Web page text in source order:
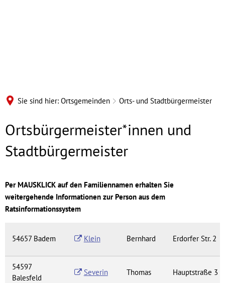
Sie sind hier: Ortsgemeinden Orts- und Stadtbürgermeister
Orts-
und
Ortsbürgermeister*innen und
Stadtbürgermeister
Per MAUSKLICK auf den Familiennamen erhalten Sie
weitergehende Informationen zur Person aus dem
Ratsinformationssystem
54657 Badem Klein Bernhard Erdorfer Str. 2
54597
Balesfeld
Severin Thomas Hauptstraße 3